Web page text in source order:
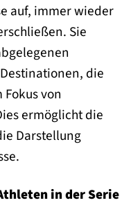
auf, immer wieder
Sie
die
von
ermöglicht die
Darstellung
in der Serie